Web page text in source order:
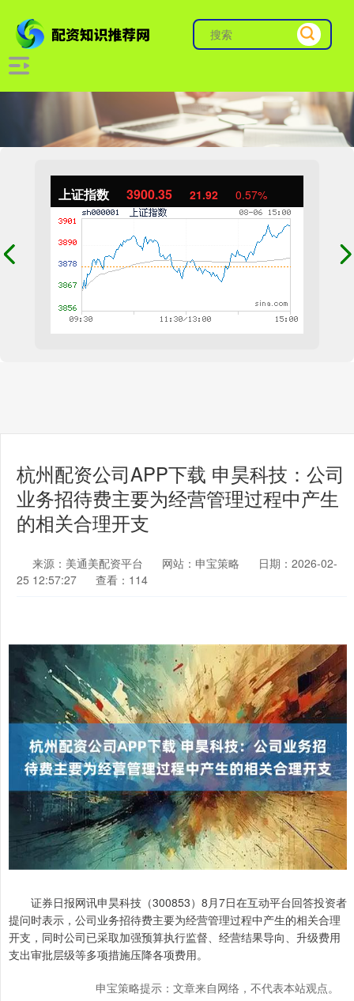
上证指数 3900.35 21.92 0.57%
杭州配资公司APP下载 申昊科技：公司
业务招待费主要为经营管理过程中产生
的相关合理开支
来源：美通美配资平台 网站：申宝策略
日期：2026-02-
25 12:57:27
查看：114
证券日报网讯申昊科技（300853）8月7日在互动平台回答投资者
提问时表示，公司业务招待费主要为经营管理过程中产生的相关合理
开支，同时公司已采取加强预算执行监督、经营结果导向、升级费用
支出审批层级等多项措施压降各项费用。
申宝策略提示：文章来自网络，不代表本站观点。